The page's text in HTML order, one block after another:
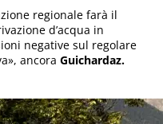
regionale farà il
d’acqua in
negative sul regolare
ancora Guichardaz.